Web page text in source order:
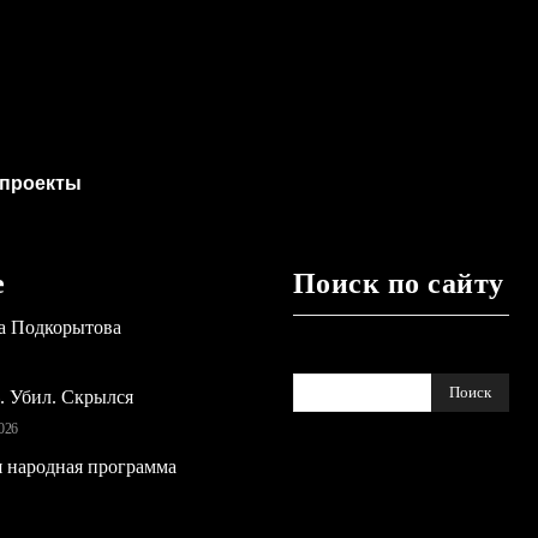
Подкорытова
Убил. Скрылся
программа
Поиск по сайту
Поиск